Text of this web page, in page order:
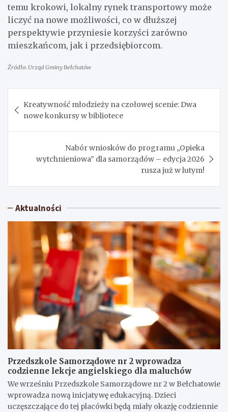
temu krokowi, lokalny rynek transportowy może
liczyć na nowe możliwości, co w dłuższej
perspektywie przyniesie korzyści zarówno
mieszkańcom, jak i przedsiębiorcom.
Źródło: Urząd Gminy Bełchatów
wpisu
Kreatywność młodzieży na czołowej scenie: Dwa
nowe konkursy w bibliotece
Nabór wniosków do programu „Opieka
wytchnieniowa” dla samorządów – edycja 2026
rusza już w lutym!
Aktualności
Przedszkole Samorządowe nr 2 wprowadza
codzienne lekcje angielskiego dla maluchów
We wrześniu Przedszkole Samorządowe nr 2 w Bełchatowie
wprowadza nową inicjatywę edukacyjną. Dzieci
uczęszczające do tej placówki będą miały okazję codziennie